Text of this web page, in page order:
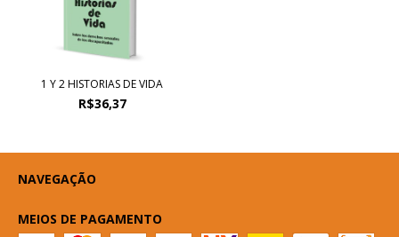
1 Y 2 HISTORIAS DE VIDA
R$36,37
NAVEGAÇÃO
MEIOS DE PAGAMENTO